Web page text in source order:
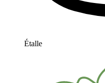
Étalle